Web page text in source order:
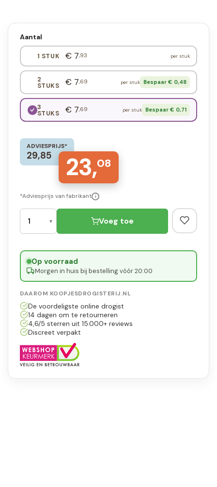
Aantal
1 STUK € 7,93 per stuk
2
STUKS € 7,69 per stuk Bespaar € 0,48
3
STUKS € 7,69 per stuk Bespaar € 0,71
ADVIESPRIJS*
29,85 23,08
*Adviesprijs van fabrikant i
Voeg toe
Op voorraad·
Morgen in huis bij bestelling vóór 20:00
DAAROM KOOPJESDROGISTERIJ.NL
De voordeligste online drogist
14 dagen om te retourneren
4,6/5 sterren uit 15.000+ reviews
Discreet verpakt